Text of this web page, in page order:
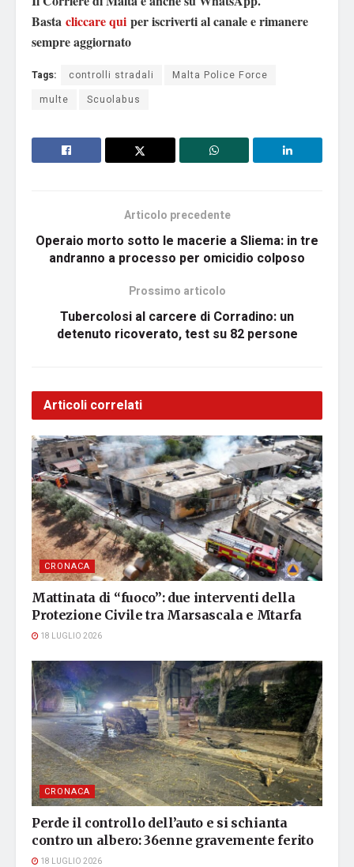
Basta cliccare qui per iscriverti al canale e rimanere
sempre aggiornato
Tags: controlli stradali
Malta Police Force
multe
Scuolabus
Articolo precedente
Operaio morto sotto le macerie a Sliema: in tre
andranno a processo per omicidio colposo
Prossimo articolo
Tubercolosi al carcere di Corradino: un
detenuto ricoverato, test su 82 persone
Articoli correlati
CRONACA
Mattinata di “fuoco”: due interventi della
Protezione Civile tra Marsascala e Mtarfa
18 LUGLIO 2026
CRONACA
Perde il controllo dell’auto e si schianta
contro un albero: 36enne gravemente ferito
18 LUGLIO 2026